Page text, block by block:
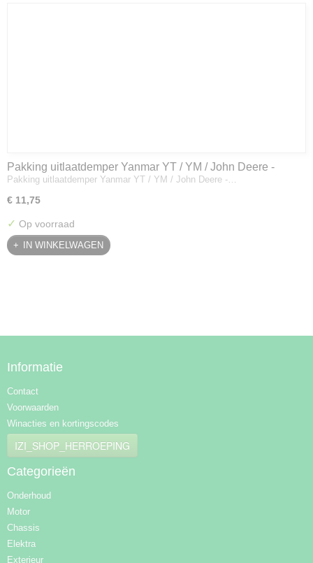
Pakking uitlaatdemper Yanmar YT / YM / John Deere -
128300-13230
Pakking uitlaatdemper Yanmar YT / YM / John Deere -…
€ 11,75
✓ Op voorraad
IN WINKELWAGEN
Informatie
Contact
Voorwaarden
Winacties en kortingscodes
IZI_SHOP_HERROEPING
Categorieën
Onderhoud
Motor
Chassis
Elektra
Exterieur